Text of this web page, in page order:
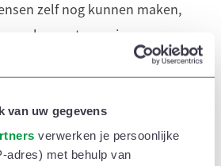
van uw gegevens
verwerken je persoonlijke
adres) met behulp van
zelf nog kunnen maken,
hun autonomie en
er ook nieuwe
staat.’